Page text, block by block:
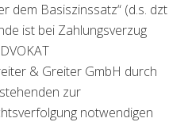
dem Basiszinssatz“ (d.s. dzt
ist bei Zahlungsverzug
& Greiter GmbH durch
zur
notwendigen